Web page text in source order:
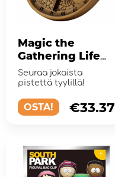
Magic the
Gathering Life
Counter
Seuraa jokaista
pistettä tyylillä!
OSTA! €33.37